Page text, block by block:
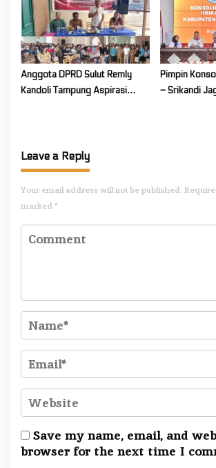
Anggota DPRD Sulut Remly
Kandoli Tampung Aspirasi
Pimpin
– Srikandi
Leave a Reply
Your email address will not be published.
marked *
Save my name, email, and
browser for the next time I